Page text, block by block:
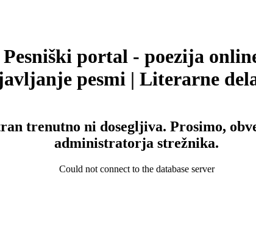
Pesniški portal - poezija
pesmi | Literarne
trenutno ni dosegljiva. Prosimo,
administratorja strežnika.
Could not connect to the database server